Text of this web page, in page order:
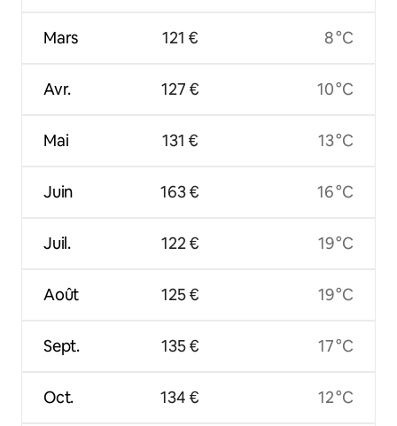
Mars
Avr.
Mai
Juin
Juil.
Août
Sept.
Oct.
121 €
127 €
131 €
163 €
122 €
125 €
135 €
134 €
8 °C
10 °C
13 °C
16 °C
19 °C
19 °C
17 °C
12 °C